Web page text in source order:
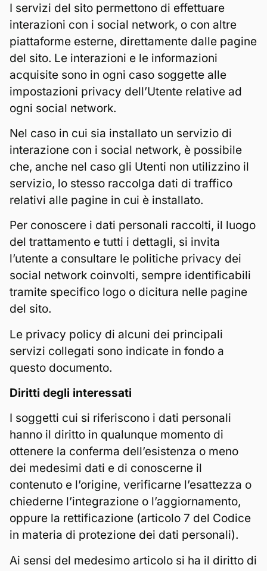
I servizi del sito permettono di effettuare
interazioni con i social network, o con altre
piattaforme esterne, direttamente dalle pagine
del sito. Le interazioni e le informazioni
acquisite sono in ogni caso soggette alle
impostazioni privacy dell’Utente relative ad
ogni social network.
Nel caso in cui sia installato un servizio di
interazione con i social network, è possibile
che, anche nel caso gli Utenti non utilizzino il
servizio, lo stesso raccolga dati di traffico
relativi alle pagine in cui è installato.
Per conoscere i dati personali raccolti, il luogo
del trattamento e tutti i dettagli, si invita
l’utente a consultare le politiche privacy dei
social network coinvolti, sempre identificabili
tramite specifico logo o dicitura nelle pagine
del sito.
Le privacy policy di alcuni dei principali
servizi collegati sono indicate in fondo a
questo documento.
Diritti degli interessati
I soggetti cui si riferiscono i dati personali
hanno il diritto in qualunque momento di
ottenere la conferma dell’esistenza o meno
dei medesimi dati e di conoscerne il
contenuto e l’origine, verificarne l’esattezza o
chiederne l’integrazione o l’aggiornamento,
oppure la rettificazione (articolo 7 del Codice
in materia di protezione dei dati personali).
Ai sensi del medesimo articolo si ha il diritto di